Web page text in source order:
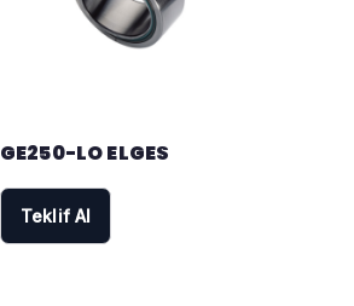
GE250-LO ELGES
Teklif Al